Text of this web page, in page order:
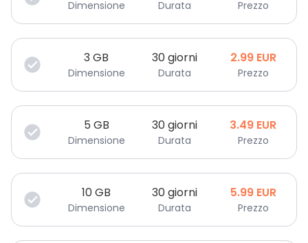
Dimensione Durata Prezzo
3GB
Dimensione
30 giorni
Durata
2.99 EUR
Prezzo
5 GB
Dimensione
30 giorni
Durata
3.49 EUR
Prezzo
10GB
Dimensione
30 giorni
Durata
5.99 EUR
Prezzo